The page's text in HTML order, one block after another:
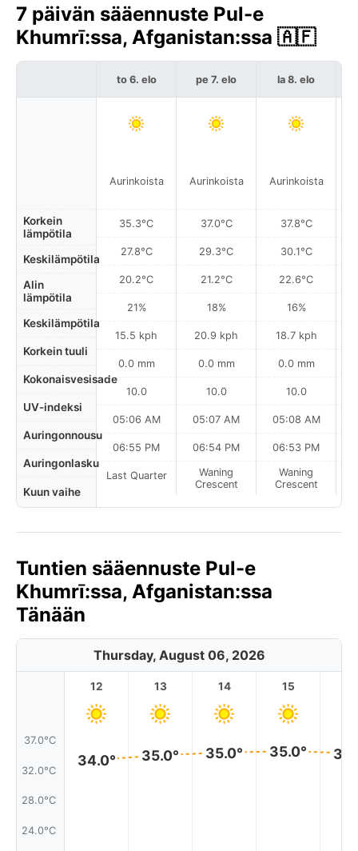
7 päivän sääennuste Pul-e
Khumrī:ssa, Afganistan:ssa 🇦🇫
Korkein
lämpötila
Keskilämpötila
Alin
lämpötila
Keskilämpötila
Korkein tuuli
Kokonaisvesisade
UV-indeksi
Auringonnousu
Auringonlasku
Kuun vaihe
to 6. elo
Aurinkoista
35.3°C
27.8°C
20.2°C
21%
15.5 kph
0.0 mm
10.0
05:06 AM
06:55 PM
Last Quarter
pe 7. elo
Aurinkoista
37.0°C
29.3°C
21.2°C
18%
20.9 kph
0.0 mm
10.0
05:07 AM
06:54 PM
Waning
Crescent
la 8. elo
Aurinkoista
37.8°C
30.1°C
22.6°C
16%
18.7 kph
0.0 mm
10.0
05:08 AM
06:53 PM
Waning
Crescent
Tuntien sääennuste Pul-e
Khumrī:ssa, Afganistan:ssa
Tänään
Thursday, August 06, 2026
37.0°C
32.0°C
28.0°C
24.0°C
12
34.0°
13
35.0°
14
35.0°
15
35.0°